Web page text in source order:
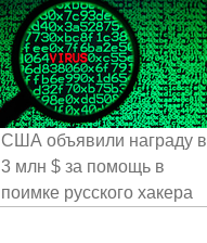
США объявили награду в
3 млн $ за помощь в
поимке русского хакера